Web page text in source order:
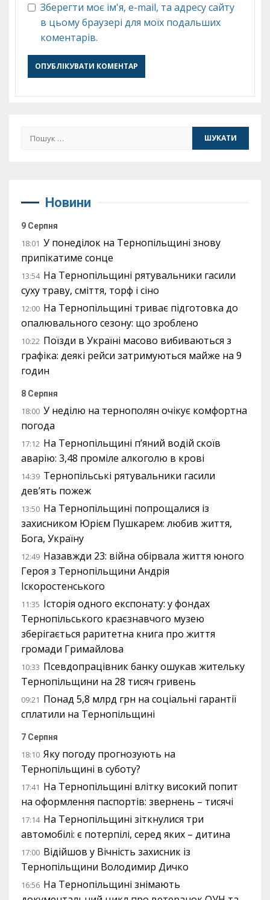
Зберегти моє ім'я, e-mail, та адресу сайту
в цьому браузері для моїх подальших
коментарів.
Пошук:
Новини
9 Серпня
18:01 У понеділок на Тернопільщині знову
припікатиме сонце
13:54 На Тернопільщині рятувальники гасили
суху траву, сміття, торф і сіно
12:00 На Тернопільщині триває підготовка до
опалювального сезону: що зроблено
10:22 Поїзди в Україні масово вибиваються з
графіка: деякі рейси затримуються майже на 9
годин
8 Серпня
18:00 У неділю на тернополян очікує комфортна
погода
17:12 На Тернопільщині п’яний водій скоїв
аварію: 3,48 проміле алкоголю в крові
14:39 Тернопільські рятувальники гасили
дев’ять пожеж
13:50 На Тернопільщині попрощалися із
захисником Юрієм Пушкарем: любив життя,
Бога, Україну
12:49 Назавжди 23: війна обірвала життя юного
Героя з Тернопільщини Андрія
Іскоростенського
11:35 Історія одного експонату: у фондах
Тернопільського краєзнавчого музею
зберігається раритетна книга про життя
громади Гримайлова
10:33 Псевдопрацівник банку ошукав жительку
Тернопільщини на 28 тисяч гривень
09:21 Понад 5,8 млрд грн на соціальні гарантії
сплатили на Тернопільщині
7 Серпня
18:10 Яку погоду прогнозують на
Тернопільщині в суботу?
17:41 На Тернопільщині влітку високий попит
на оформлення паспортів: звернень – тисячі
17:14 На Тернопільщині зіткнулися три
автомобілі: є потерпілі, серед яких – дитина
17:00 Відійшов у Вічність захисник із
Тернопільщини Володимир Дичко
16:56 На Тернопільщині знімають